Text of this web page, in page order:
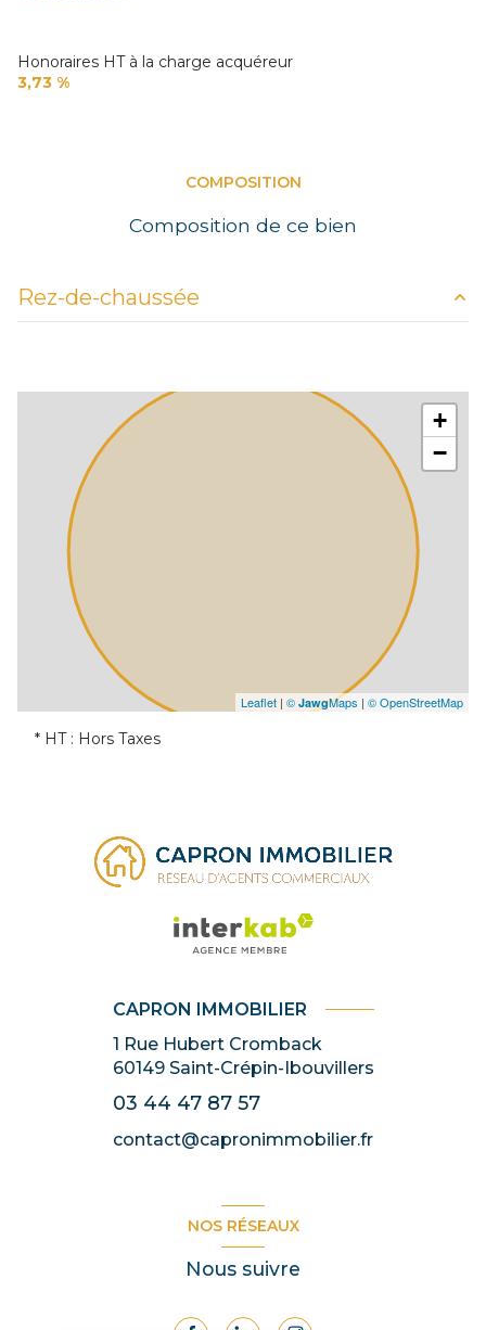
Honoraires HT à la charge acquéreur
3,73 %
COMPOSITION
Composition de ce bien
Rez-de-chaussée
+
−
Leaflet | © JawgMaps | © OpenStreetMap
* HT : Hors Taxes
CAPRON IMMOBILIER
1 Rue Hubert Cromback
60149 Saint-Crépin-Ibouvillers
03 44 47 87 57
contact@capronimmobilier.fr
NOS RÉSEAUX
Nous suivre